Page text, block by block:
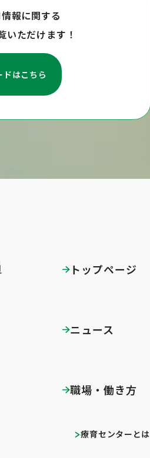
報に関する
いただけます！
ドはこちら
トップページ
ニュース
職場・働き方
療育センターとは